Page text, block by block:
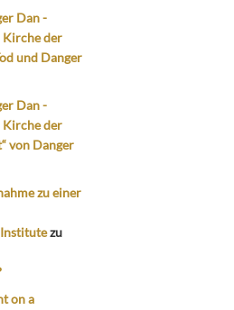
Dan -
Kirche der
und Danger
Dan -
Kirche der
von Danger
zu einer
Institutezu
on a